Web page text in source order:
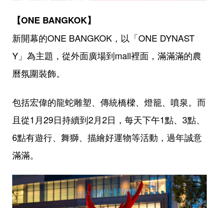
【ONE BANGKOK】
新開幕的ONE BANGKOK，以「ONE DYNAST
Y」為主題，從外面廣場到mall裡面，滿滿滿的農
曆氛圍裝飾。
包括宏偉的龍蛇雕塑、傳統橋樑、燈籠、噴泉。而
且從1月29日持續到2月2日，每天下午1點、3點、
6點有遊行、舞獅、描繪好運物等活動，過年誠意
滿滿。